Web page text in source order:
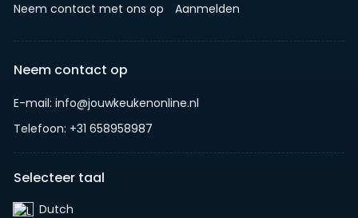
Neem contact met ons op Aanmelden
Neem contact op
E-mail: info@jouwkeukenonline.nl
Telefoon: +31 658958987
Selecteer taal
Dutch‎